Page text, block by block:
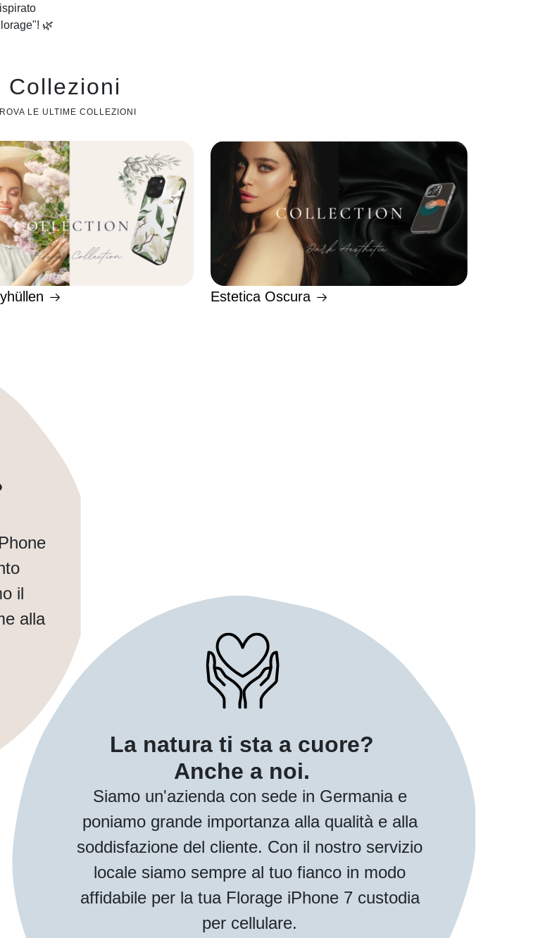
🌿
Collezioni
LE ULTIME COLLEZIONI
Estetica Oscura
il
alla
La natura ti sta a cuore?
Anche a noi.
Siamo un'azienda con sede in Germania e
poniamo grande importanza alla qualità e alla
soddisfazione del cliente. Con il nostro servizio
locale siamo sempre al tuo fianco in modo
affidabile per la tua Florage iPhone 7 custodia
per cellulare.